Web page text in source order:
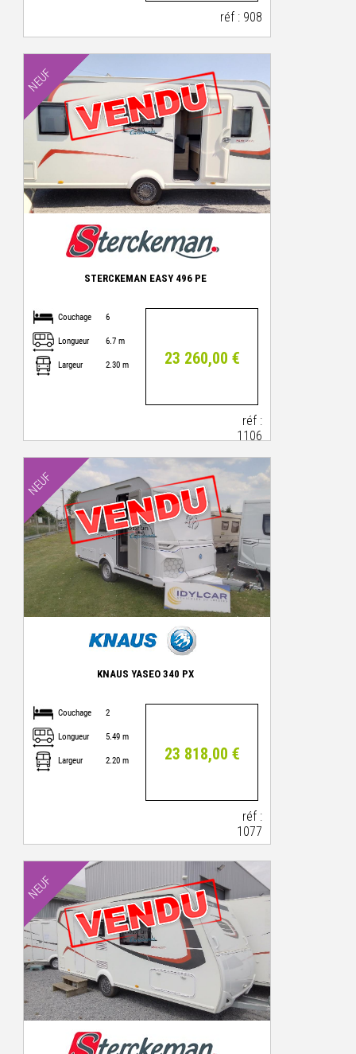
réf : 908
NEUF
STERCKEMAN EASY 496 PE
Couchage 6
Longueur 6.7 m
Largeur 2.30 m 23 260,00 €
réf :
1106
NEUF
KNAUS YASEO 340 PX
Couchage 2
Longueur 5.49 m
Largeur 2.20 m 23 818,00 €
réf :
1077
NEUF